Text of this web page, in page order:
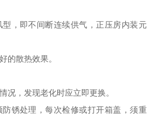
，即不间断连续供气，正压房内装元
的散热效果。
况，发现老化时应立即更换。
锈处理，每次检修或打开箱盖，须重